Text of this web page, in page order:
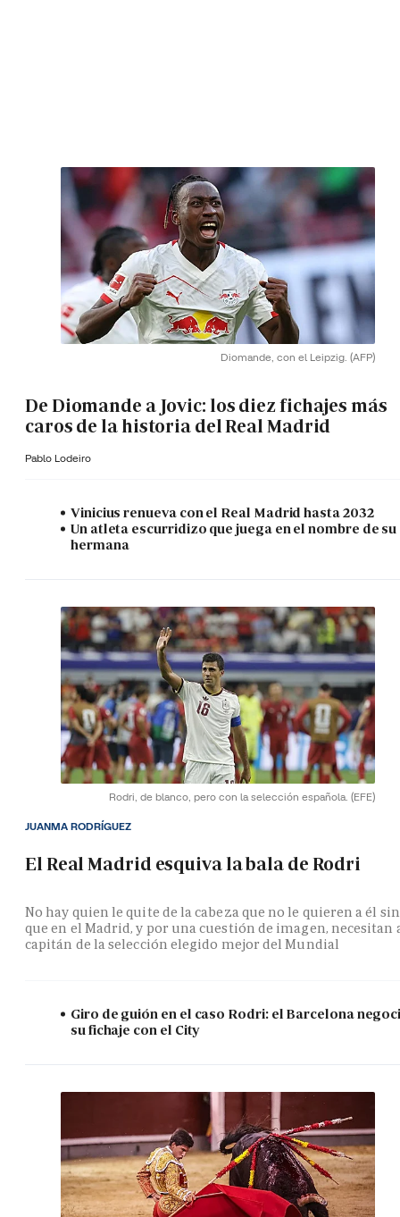
Diomande, con el Leipzig. (AFP)
De Diomande a Jovic: los diez fichajes más
caros de la historia del Real Madrid
Pablo Lodeiro
Vinicius renueva con el Real Madrid hasta 2032
Un atleta escurridizo que juega en el nombre de su
hermana
Rodri, de blanco, pero con la selección española. (EFE)
El Real Madrid esquiva la bala de Rodri
No hay quien le quite de la cabeza que no le quieren a él
que en el Madrid, y por una cuestión de imagen, necesitan
capitán de la selección elegido mejor del Mundial
JUANMA RODRÍGUEZ
Giro de guión en el caso Rodri: el Barcelona
su fichaje con el City